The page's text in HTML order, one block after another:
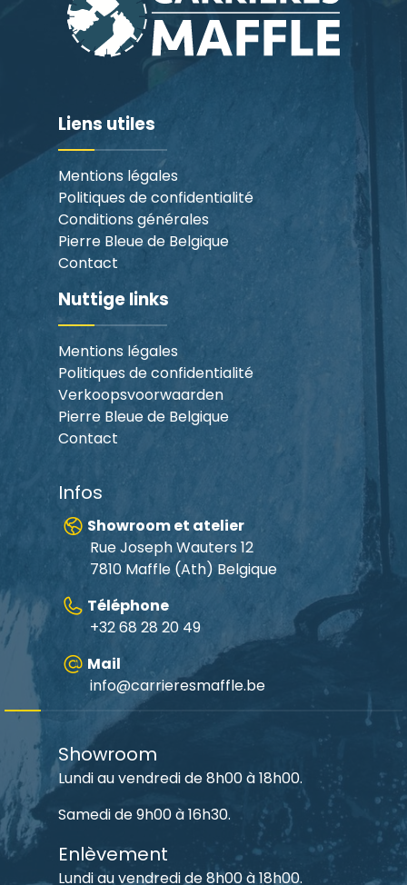
Liens utiles
Mentions légales
Politiques de confidentialité
Conditions générales
Pierre Bleue de Belgique
Contact
Nuttige links
Mentions légales
Politiques de confidentialité
Verkoopsvoorwaarden
Pierre Bleue de Belgique
Contact
Infos
Showroom et atelier
Rue Joseph Wauters 12
7810 Maffle (Ath) Belgique
Téléphone
+32 68 28 20 49
Mail
info@carrieresmaffle.be
Showroom
Lundi au vendredi de 8h00 à 18h00.
Samedi de 9h00 à 16h30.
Enlèvement
Lundi au vendredi de 8h00 à 18h00.